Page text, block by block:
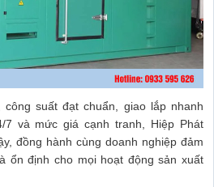
suất đạt chuẩn, giao lắp nhanh
và mức giá cạnh tranh, Hiệp Phát
đồng hành cùng doanh nghiệp đảm
ổn định cho mọi hoạt động sản xuất